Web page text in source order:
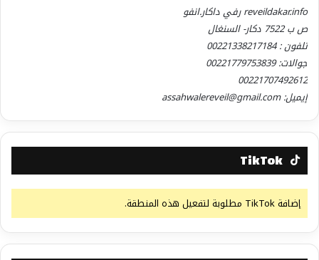
reveildakar.info رفي داكار.انفو
ص ب 7522 دكار- السنغال
تلفون : 00221338217184
جوالات: 00221779753839
00221707492612
إيميل: assahwalereveil@gmail.com
TikTok
إضافة TikTok مطلوبة لتفعيل هذه المنطقة.